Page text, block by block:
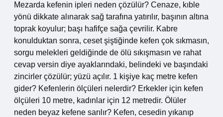
Mezarda kefenin ipleri neden çözülür? Cenaze, kıble
yönü dikkate alınarak sağ tarafına yatırılır, başının altına
toprak koyulur; başı hafifçe sağa çevrilir. Kabre
konulduktan sonra, ceset şiştiğinde kefen çok sıkmasın,
sorgu melekleri geldiğinde de ölü sıkışmasın ve rahat
cevap versin diye ayaklarındaki, belindeki ve başındaki
zincirler çözülür; yüzü açılır. 1 kişiye kaç metre kefen
gider? Kefenlerin ölçüleri nelerdir? Erkekler için kefen
ölçüleri 10 metre, kadınlar için 12 metredir. Ölüler
neden beyaz kefene sarılır? Kefen, cesedin yıkanıp